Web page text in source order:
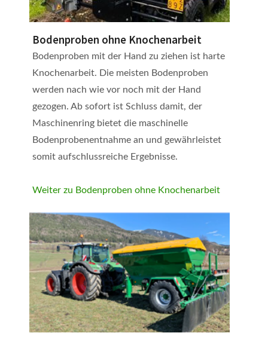
Bodenproben ohne Knochenarbeit
Bodenproben mit der Hand zu ziehen ist harte
Knochenarbeit. Die meisten Bodenproben
werden nach wie vor noch mit der Hand
gezogen. Ab sofort ist Schluss damit, der
Maschinenring bietet die maschinelle
Bodenprobenentnahme an und gewährleistet
somit aufschlussreiche Ergebnisse.
Weiter zu Bodenproben ohne Knochenarbeit